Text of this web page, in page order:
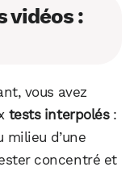
vidéos :
vous avez
tests interpolés:
milieu d’une
concentré et